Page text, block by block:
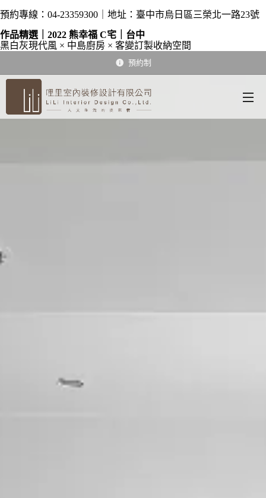
預約專線：04-23359300｜地址：臺中市烏日區三榮北一路23號
作品精選｜2022 熊幸福 C宅｜台中
黑白灰現代風 × 中島廚房 × 客變訂製收納空間
預約制